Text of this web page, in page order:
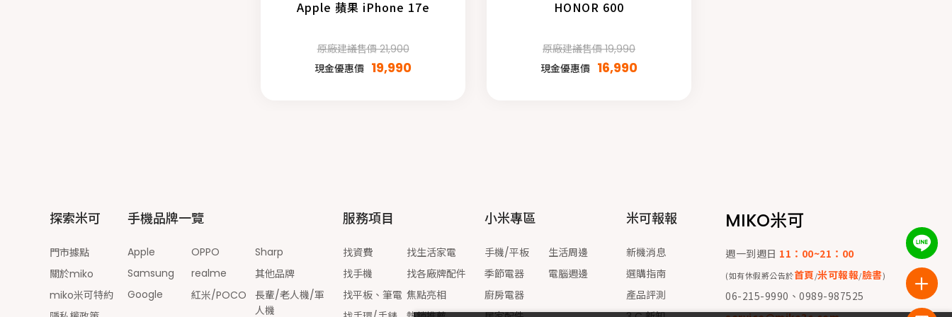
Apple 蘋果 iPhone 17e
原廠建議售價 21,900
現金優惠價 19,990
HONOR 600
原廠建議售價 19,990
現金優惠價 16,990
探索米可
門市據點
關於miko
miko米可特約
手機品牌一覽
Apple
Samsung
Google
OPPO
realme
紅米/POCO
Sharp
其他品牌
長輩/老人機/軍
人機
服務項目
找資費
找手機
找平板、筆電
找生活家電
找各廠牌配件
焦點亮相
小米專區
手機/平板
季節電器
廚房電器
生活周邊
電腦週邊
米可報報
新機消息
選購指南
產品評測
MIKO米可
週一到週日 11：00~21：00
(如有休假將公告於首頁/米可報報/臉書)
06-215-9990、0989-987525